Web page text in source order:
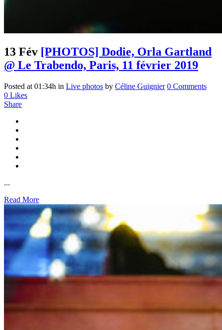
13 Fév [PHOTOS] Dodie, Orla Gartland
@ Le Trabendo, Paris, 11 février 2019
Posted at 01:34h in Live photos by Céline Guignier 0 Comments
0 Likes
Share
...
Read More